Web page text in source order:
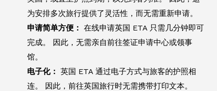
为安排多次旅行提供了灵活性，而无需重新申请。
申请简单方便： 在线申请英国 ETA 只需几分钟即可
完成。 因此，无需亲自前往签证申请中心或领事
馆。
电子化： 英国 ETA 通过电子方式与旅客的护照相
连。 因此，前往英国旅行时无需携带打印文本。